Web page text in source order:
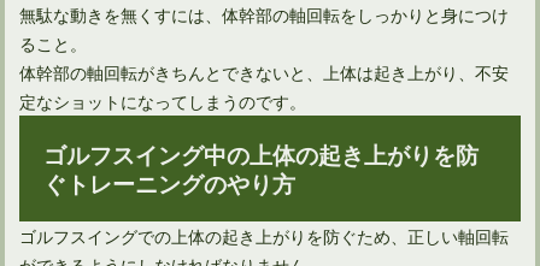
やはり得！アイアンで飛距離アップするのに効果的な方法とは
無駄な動きを無くすには、体幹部の軸回転をしっかりと身につけ
ること。
体幹部の軸回転がきちんとできないと、上体は起き上がり、不安
定なショットになってしまうのです。
ゴルフスイング中の上体の起き上がりを防
ぐトレーニングのやり方
ゴルフスイングでの上体の起き上がりを防ぐため、正しい軸回転